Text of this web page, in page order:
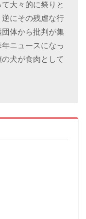
大々的に祭りと
にその残虐な行
体から批判が集
ニュースになっ
犬が食肉として